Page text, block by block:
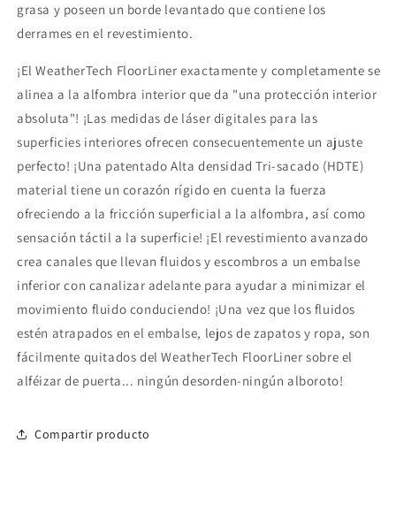
grasa y poseen un borde levantado que contiene los
derrames en el revestimiento.
¡El WeatherTech FloorLiner exactamente y completamente se
alinea a la alfombra interior que da "una protección interior
absoluta"! ¡Las medidas de láser digitales para las
superficies interiores ofrecen consecuentemente un ajuste
perfecto! ¡Una patentado Alta densidad Tri-sacado (HDTE)
material tiene un corazón rígido en cuenta la fuerza
ofreciendo a la fricción superficial a la alfombra, así como
sensación táctil a la superficie! ¡El revestimiento avanzado
crea canales que llevan fluidos y escombros a un embalse
inferior con canalizar adelante para ayudar a minimizar el
movimiento fluido conduciendo! ¡Una vez que los fluidos
estén atrapados en el embalse, lejos de zapatos y ropa, son
fácilmente quitados del WeatherTech FloorLiner sobre el
alféizar de puerta... ningún desorden-ningún alboroto!
Compartir producto